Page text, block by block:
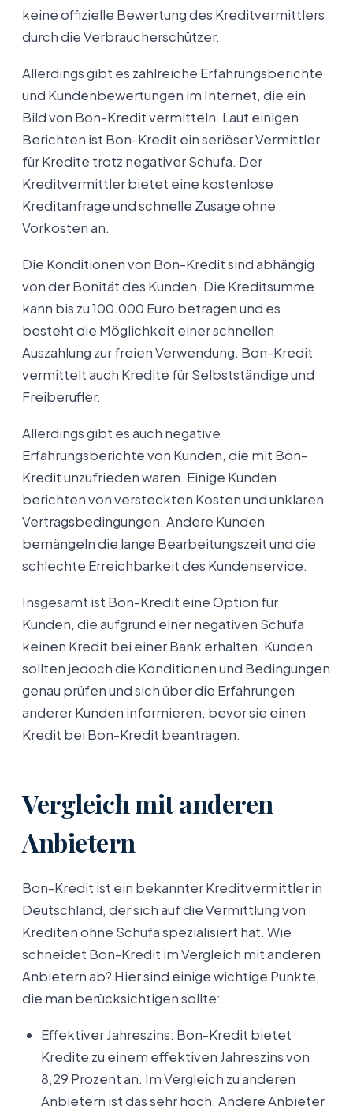
keine offizielle Bewertung des Kreditvermittlers
durch die Verbraucherschützer.
Allerdings gibt es zahlreiche Erfahrungsberichte
und Kundenbewertungen im Internet, die ein
Bild von Bon-Kredit vermitteln. Laut einigen
Berichten ist Bon-Kredit ein seriöser Vermittler
für Kredite trotz negativer Schufa. Der
Kreditvermittler bietet eine kostenlose
Kreditanfrage und schnelle Zusage ohne
Vorkosten an.
Die Konditionen von Bon-Kredit sind abhängig
von der Bonität des Kunden. Die Kreditsumme
kann bis zu 100.000 Euro betragen und es
besteht die Möglichkeit einer schnellen
Auszahlung zur freien Verwendung. Bon-Kredit
vermittelt auch Kredite für Selbstständige und
Freiberufler.
Allerdings gibt es auch negative
Erfahrungsberichte von Kunden, die mit Bon-
Kredit unzufrieden waren. Einige Kunden
berichten von versteckten Kosten und unklaren
Vertragsbedingungen. Andere Kunden
bemängeln die lange Bearbeitungszeit und die
schlechte Erreichbarkeit des Kundenservice.
Insgesamt ist Bon-Kredit eine Option für
Kunden, die aufgrund einer negativen Schufa
keinen Kredit bei einer Bank erhalten. Kunden
sollten jedoch die Konditionen und Bedingungen
genau prüfen und sich über die Erfahrungen
anderer Kunden informieren, bevor sie einen
Kredit bei Bon-Kredit beantragen.
Vergleich mit anderen
Anbietern
Bon-Kredit ist ein bekannter Kreditvermittler in
Deutschland, der sich auf die Vermittlung von
Krediten ohne Schufa spezialisiert hat. Wie
schneidet Bon-Kredit im Vergleich mit anderen
Anbietern ab? Hier sind einige wichtige Punkte,
die man berücksichtigen sollte:
Effektiver Jahreszins: Bon-Kredit bietet
Kredite zu einem effektiven Jahreszins von
8,29 Prozent an. Im Vergleich zu anderen
Anbietern ist das sehr hoch. Andere Anbieter